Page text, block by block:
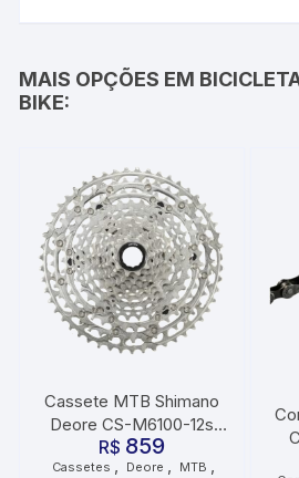
MAIS OPÇÕES EM
BIKE:
Cassete MTB Shimano
Deore CS-M6100-12s
10X51D
R$ 859
Cassetes Deore MTB